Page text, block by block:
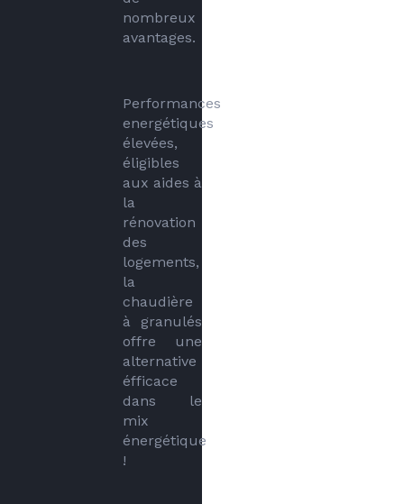
nombreux
avantages.
Performances
energétiques
élevées,
éligibles
aux aides à
la
rénovation
des
logements,
la
chaudière
à granulés
offre une
alternative
éfficace
dans le
mix
énergétique
!